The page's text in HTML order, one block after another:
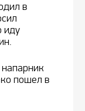
в
иду
пошел в